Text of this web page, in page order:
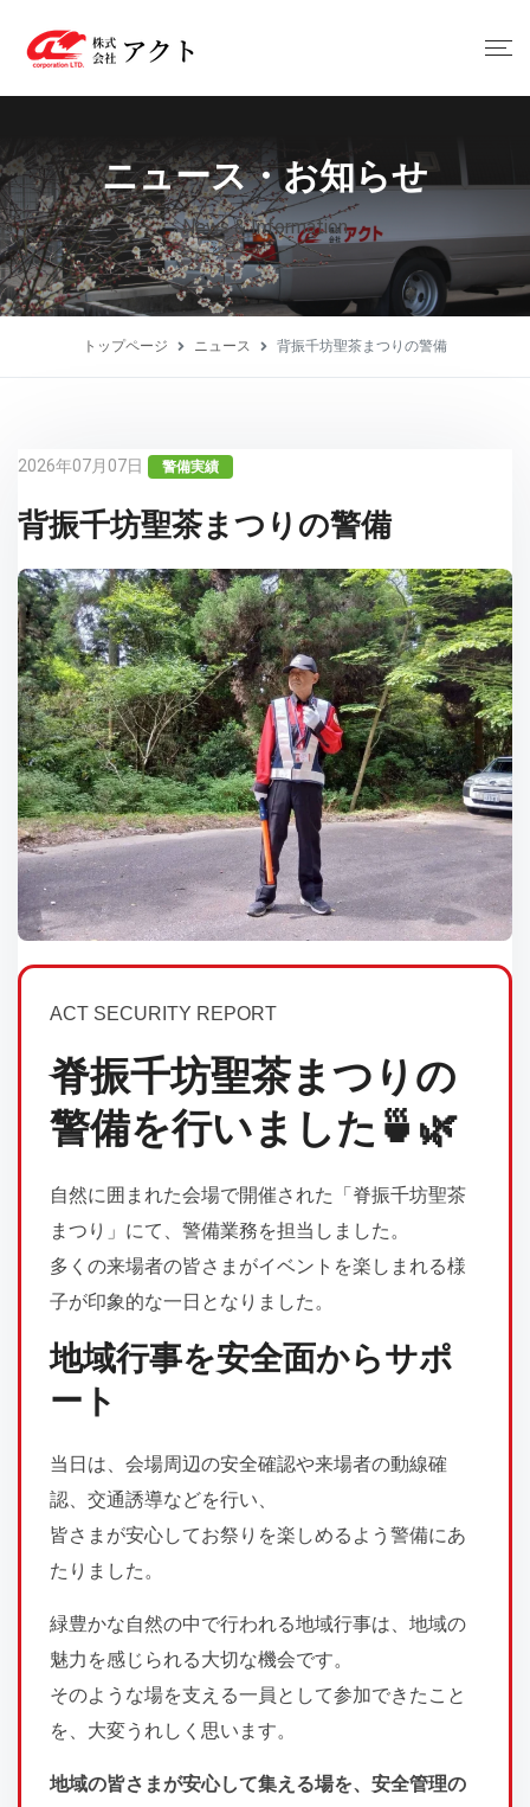
ニュース・お知らせ
News & Information
トップページ ニュース 背振千坊聖茶まつりの警備
2026年07月07日 警備実績
背振千坊聖茶まつりの警備
ACT SECURITY REPORT
脊振千坊聖茶まつりの
警備を行いました🍵🌿
自然に囲まれた会場で開催された「脊振千坊聖茶
まつり」にて、警備業務を担当しました。
多くの来場者の皆さまがイベントを楽しまれる様
子が印象的な一日となりました。
地域行事を安全面からサポ
ート
当日は、会場周辺の安全確認や来場者の動線確
認、交通誘導などを行い、
皆さまが安心してお祭りを楽しめるよう警備にあ
たりました。
緑豊かな自然の中で行われる地域行事は、地域の
魅力を感じられる大切な機会です。
そのような場を支える一員として参加できたこと
を、大変うれしく思います。
地域の皆さまが安心して集える場を、安全管理の